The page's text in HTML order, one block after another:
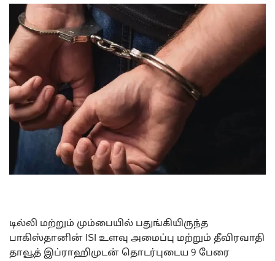
டில்லி மற்றும் மும்பையில் பதுங்கியிருந்த
பாகிஸ்தானின் ISI உளவு அமைப்பு மற்றும் தீவிரவாதி
தாவூத் இப்ராஹிமுடன் தொடர்புடைய 9 பேரை